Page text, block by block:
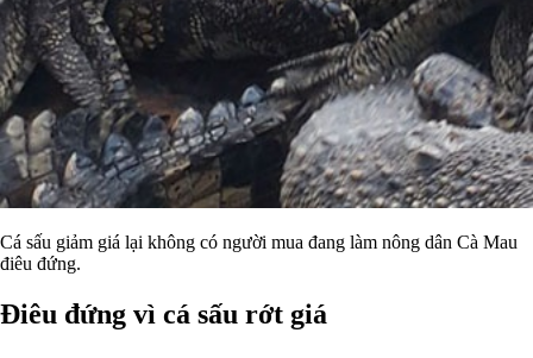
Cá sấu giảm giá lại không có người mua đang làm nông dân Cà Mau
điêu đứng.
Điêu đứng vì cá sấu rớt giá